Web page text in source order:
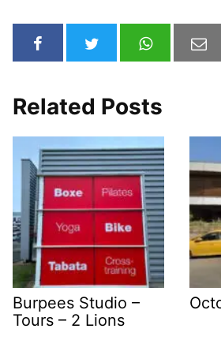
Related Posts
Burpees Studio –
Tours – 2 Lions